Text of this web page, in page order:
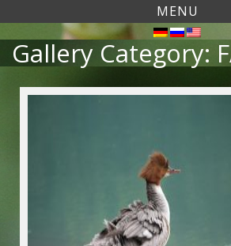
MENU
Gallery Category: